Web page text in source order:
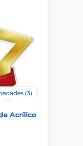
(3)
Acrílico